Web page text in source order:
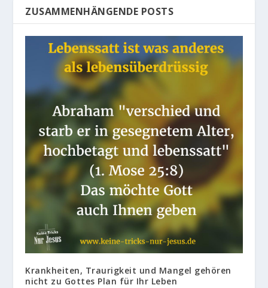
ZUSAMMENHÄNGENDE POSTS
Krankheiten, Traurigkeit und Mangel gehören
nicht zu Gottes Plan für Ihr Leben